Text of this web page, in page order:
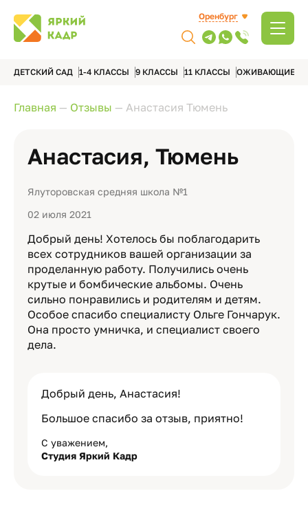
Оренбург
ДЕТСКИЙ САД 1-4 КЛАССЫ 9 КЛАССЫ 11 КЛАССЫ ОЖИВАЮЩИЕ
Главная — Отзывы — Анастасия Тюмень
Анастасия, Тюмень
Ялуторовская средняя школа №1
02 июля 2021
Добрый день! Хотелось бы поблагодарить
всех сотрудников вашей организации за
проделанную работу. Получились очень
крутые и бомбические альбомы. Очень
сильно понравились и родителям и детям.
Особое спасибо специалисту Ольге Гончарук.
Она просто умничка, и специалист своего
дела.
Добрый день, Анастасия!
Большое спасибо за отзыв, приятно!
С уважением,
Студия Яркий Кадр